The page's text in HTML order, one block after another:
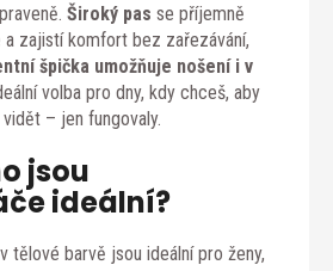
Široký pas se příjemně
zajistí komfort bez zařezávání,
špička umožňuje nošení i v
volba pro dny, kdy chceš, aby
– jen fungovaly.
jsou
ideální?
v tělové barvě jsou ideální pro ženy,